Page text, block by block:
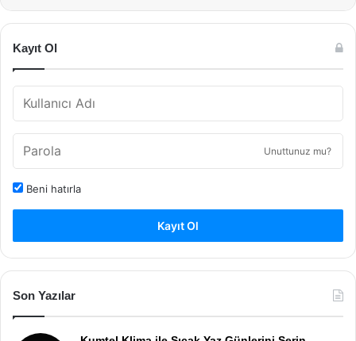
Kayıt Ol
Unuttunuz mu?
Beni hatırla
Kayıt Ol
Son Yazılar